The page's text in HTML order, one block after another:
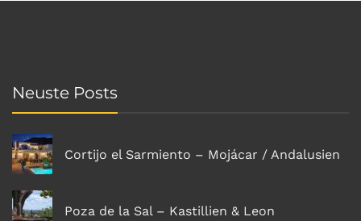
Neuste Posts
Cortijo el Sarmiento – Mojácar / Andalusien
Poza de la Sal – Kastillien & Leon